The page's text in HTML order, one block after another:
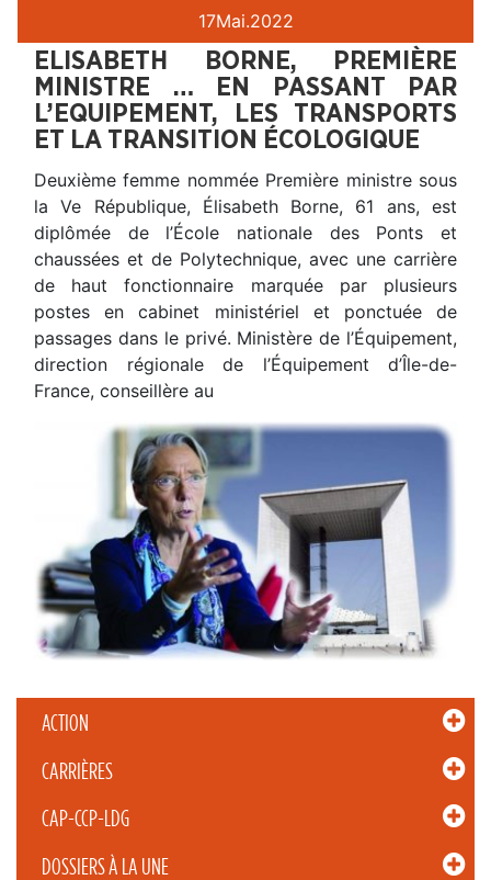
ACTION
CARRIÈRES
CAP-CCP-LDG
DOSSIERS À LA UNE
17Mai.2022
ELISABETH BORNE, PREMIÈRE
MINISTRE … EN PASSANT PAR
L’EQUIPEMENT, LES TRANSPORTS
ET LA TRANSITION ÉCOLOGIQUE
Deuxième femme nommée Première ministre sous
la Ve République, Élisabeth Borne, 61 ans, est
diplômée de l’École nationale des Ponts et
chaussées et de Polytechnique, avec une carrière
de haut fonctionnaire marquée par plusieurs
postes en cabinet ministériel et ponctuée de
passages dans le privé. Ministère de l’Équipement,
direction régionale de l’Équipement d’Île-de-
France, conseillère au